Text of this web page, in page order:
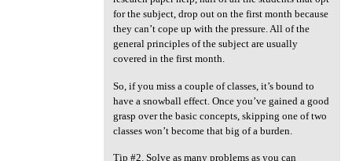
for the subject, drop out on the first month because
they can’t cope up with the pressure. All of the
general principles of the subject are usually
covered in the first month.
So, if you miss a couple of classes, it’s bound to
have a snowball effect. Once you’ve gained a good
grasp over the basic concepts, skipping one of two
classes won’t become that big of a burden.
Tip #2. Solve as many problems as you can